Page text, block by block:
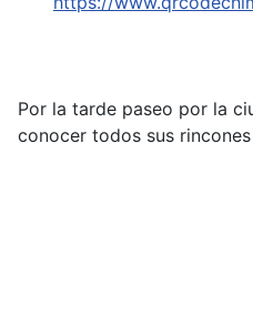
Por la tarde paseo por la
conocer todos sus